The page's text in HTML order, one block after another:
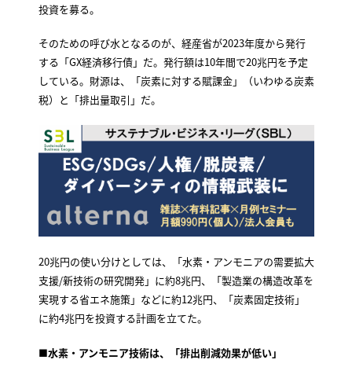
投資を募る。
そのための呼び水となるのが、経産省が2023年度から発行
する「GX経済移行債」だ。発行額は10年間で20兆円を予定
している。財源は、「炭素に対する賦課金」（いわゆる炭素
税）と「排出量取引」だ。
20兆円の使い分けとしては、「水素・アンモニアの需要拡大
支援/新技術の研究開発」に約8兆円、「製造業の構造改革を
実現する省エネ施策」などに約12兆円、「炭素固定技術」
に約4兆円を投資する計画を立てた。
■水素・アンモニア技術は、「排出削減効果が低い」